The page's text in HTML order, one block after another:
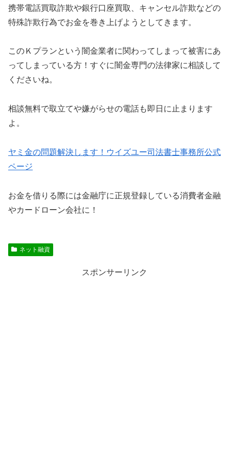
携帯電話買取詐欺や銀行口座買取、キャンセル詐欺などの
特殊詐欺行為でお金を巻き上げようとしてきます。
このＫプランという闇金業者に関わってしまって被害にあ
ってしまっている方！すぐに闇金専門の法律家に相談して
くださいね。
相談無料で取立てや嫌がらせの電話も即日に止まります
よ。
ヤミ金の問題解決します！ウイズユー司法書士事務所公式
ページ
お金を借りる際には金融庁に正規登録している消費者金融
やカードローン会社に！
ネット融資
スポンサーリンク